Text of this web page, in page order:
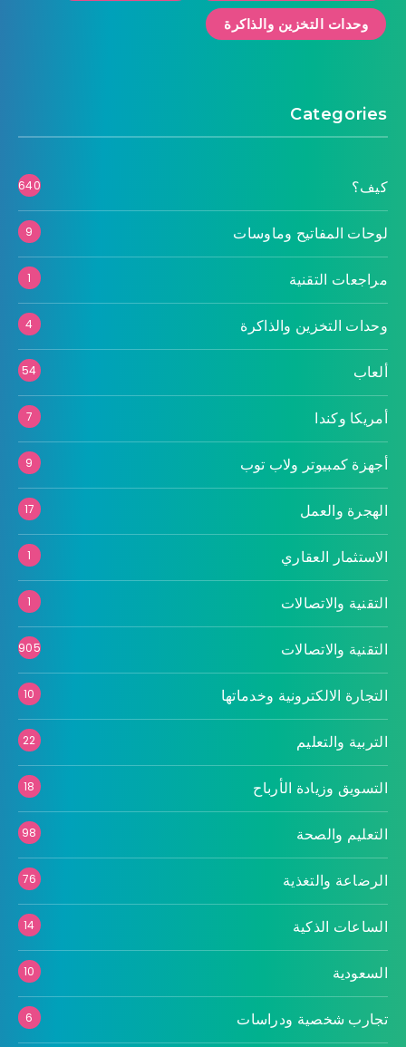
وحدات التخزين والذاكرة
Categories
كيف؟ 640
لوحات المفاتيح وماوسات 9
مراجعات التقنية 1
وحدات التخزين والذاكرة 4
ألعاب 54
أمريكا وكندا 7
أجهزة كمبيوتر ولاب توب 9
الهجرة والعمل 17
الاستثمار العقاري 1
التقنية والاتصالات 1
التقنية والاتصالات 905
التجارة الالكترونية وخدماتها 10
التربية والتعليم 22
التسويق وزيادة الأرباح 18
التعليم والصحة 98
الرضاعة والتغذية 76
الساعات الذكية 14
السعودية 10
تجارب شخصية ودراسات 6